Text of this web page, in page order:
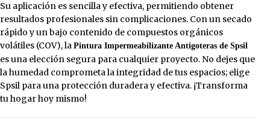
Su aplicación es sencilla y efectiva, permitiendo obtener
resultados profesionales sin complicaciones. Con un secado
rápido y un bajo contenido de compuestos orgánicos
volátiles (COV), la Pintura Impermeabilizante Antigoteras de Spsil
es una elección segura para cualquier proyecto. No dejes que
la humedad comprometa la integridad de tus espacios; elige
Spsil para una protección duradera y efectiva. ¡Transforma
tu hogar hoy mismo!